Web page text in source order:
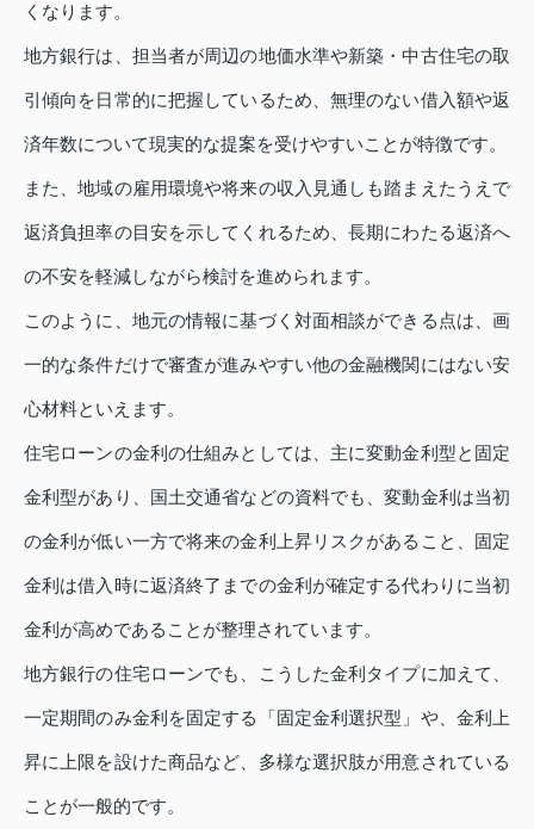
くなります。
地方銀行は、担当者が周辺の地価水準や新築・中古住宅の取
引傾向を日常的に把握しているため、無理のない借入額や返
済年数について現実的な提案を受けやすいことが特徴です。
また、地域の雇用環境や将来の収入見通しも踏まえたうえで
返済負担率の目安を示してくれるため、長期にわたる返済へ
の不安を軽減しながら検討を進められます。
このように、地元の情報に基づく対面相談ができる点は、画
一的な条件だけで審査が進みやすい他の金融機関にはない安
心材料といえます。
住宅ローンの金利の仕組みとしては、主に変動金利型と固定
金利型があり、国土交通省などの資料でも、変動金利は当初
の金利が低い一方で将来の金利上昇リスクがあること、固定
金利は借入時に返済終了までの金利が確定する代わりに当初
金利が高めであることが整理されています。
地方銀行の住宅ローンでも、こうした金利タイプに加えて、
一定期間のみ金利を固定する「固定金利選択型」や、金利上
昇に上限を設けた商品など、多様な選択肢が用意されている
ことが一般的です。